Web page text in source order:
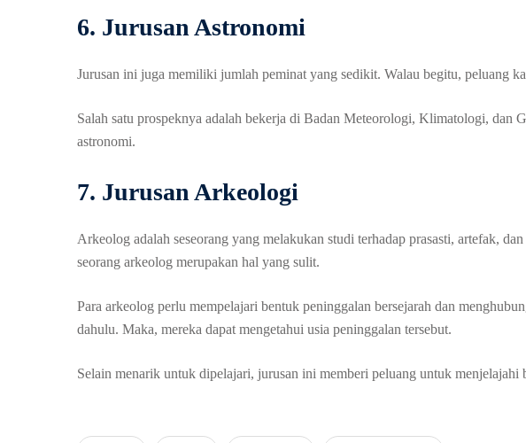
6. Jurusan Astronomi
Jurusan ini juga memiliki jumlah peminat yang sedikit. Walau begitu, peluang
Salah satu prospeknya adalah bekerja di Badan Meteorologi, Klimatologi,
astronomi.
7. Jurusan Arkeologi
Arkeolog adalah seseorang yang melakukan studi terhadap prasasti, artefak,
seorang arkeolog merupakan hal yang sulit.
Para arkeolog perlu mempelajari bentuk peninggalan bersejarah dan
dahulu. Maka, mereka dapat mengetahui usia peninggalan tersebut.
Selain menarik untuk dipelajari, jurusan ini memberi peluang untuk menjelajahi